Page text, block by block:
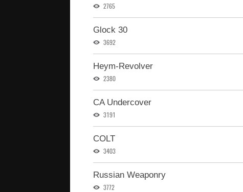
2765
Glock 30
3692
Heym-Revolver
2380
CA Undercover
3191
COLT
3403
Russian Weaponry
3772